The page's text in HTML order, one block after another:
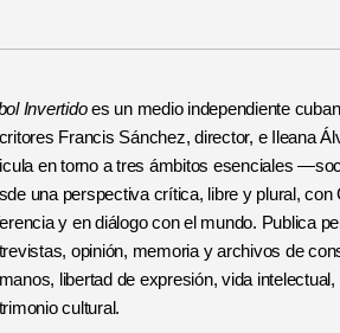
Invertidoes un medio independiente
Francis Sánchez, director, e Ileana
en torno a tres ámbitos esenciales
una perspectiva crítica, libre y plural,
y en diálogo con el mundo. Publica
opinión, memoria y archivos de
libertad de expresión, vida
cultural.